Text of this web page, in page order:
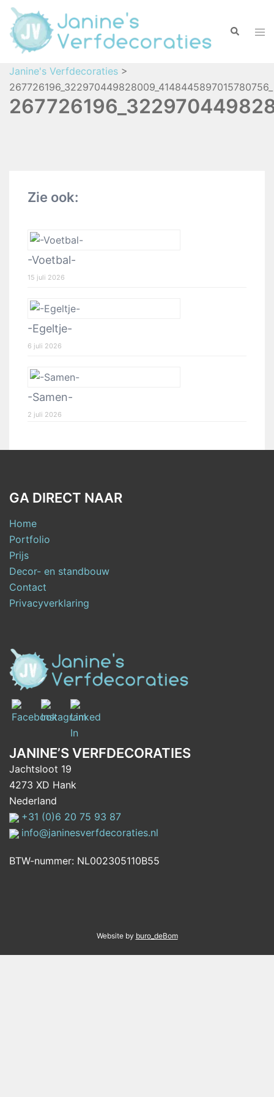
Janine's Verfdecoraties >
Zie ook:
-Voetbal-
15 juli 2026
-Egeltje-
6 juli 2026
-Samen-
2 juli 2026
GA DIRECT NAAR
Home
Portfolio
Prijs
Decor- en standbouw
Contact
Privacyverklaring
JANINE’S VERFDECORATIES
Jachtsloot 19
4273 XD Hank
Nederland
+31 (0)6 20 75 93 87
info@janinesverfdecoraties.nl
BTW-nummer: NL002305110B55
Website by buro_deBom